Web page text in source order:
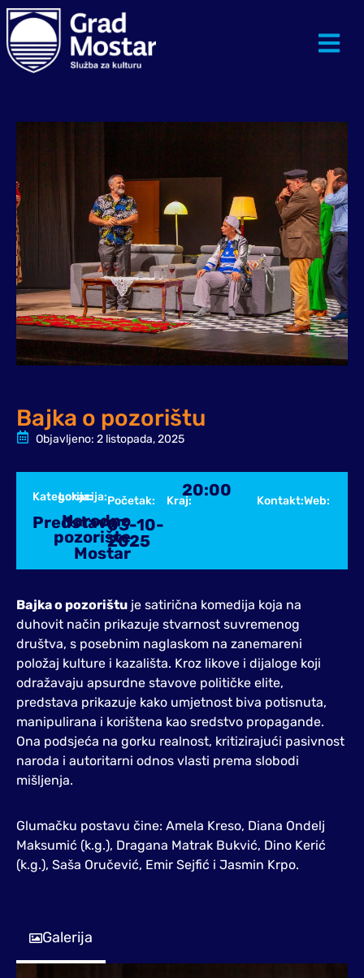
Bajka o pozorištu
Objavljeno: 2 listopada, 2025
Kategorija:
Predstava
Lokacija:
Narodno
pozorište
Mostar
Početak:
03-10-
2025
Kraj:
20:00
Kontakt:Web:
Bajka o pozorištu je satirična komedija koja na
duhovit način prikazuje stvarnost suvremenog
društva, s posebnim naglaskom na zanemareni
položaj kulture i kazališta. Kroz likove i dijaloge koji
odražavaju apsurdne stavove političke elite,
predstava prikazuje kako umjetnost biva potisnuta,
manipulirana i korištena kao sredstvo propagande.
Ona podsjeća na gorku realnost, kritizirajući pasivnost
naroda i autoritarni odnos vlasti prema slobodi
mišljenja.
Glumačku postavu čine: Amela Kreso, Diana Ondelj
Maksumić (k.g.), Dragana Matrak Bukvić, Dino Kerić
(k.g.), Saša Oručević, Emir Sejfić i Jasmin Krpo.
Galerija